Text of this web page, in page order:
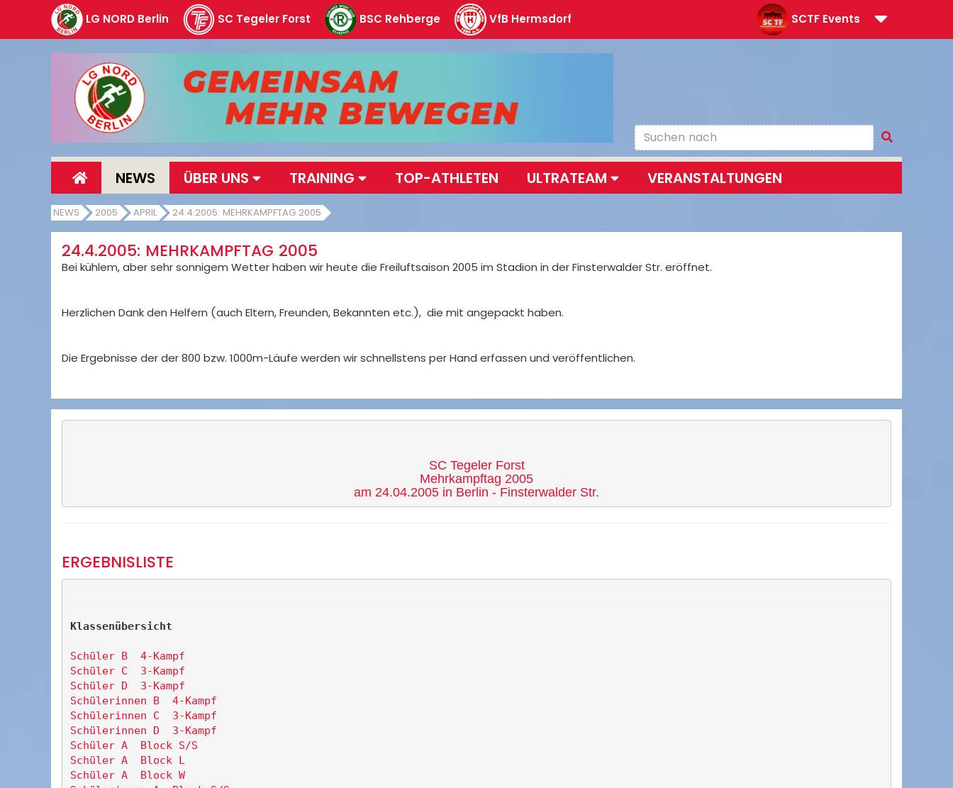
LG NORD Berlin SC Tegeler Forst BSC Rehberge VfB Hermsdorf SCTF Events
NEWS ÜBER UNS TRAINING TOP-ATHLETEN ULTRATEAM VERANSTALTUNGEN
NEWS 2005 APRIL 24.4.2005: MEHRKAMPFTAG 2005
24.4.2005: MEHRKAMPFTAG 2005
Bei kühlem, aber sehr sonnigem Wetter haben wir heute die Freiluftsaison 2005 im Stadion in der Finsterwalder Str. eröffnet.
Herzlichen Dank den Helfern (auch Eltern, Freunden, Bekannten etc.), die mit angepackt haben.
Die Ergebnisse der der 800 bzw. 1000m-Läufe werden wir schnellstens per Hand erfassen und veröffentlichen.
SC Tegeler Forst
Mehrkampftag 2005
am 24.04.2005 in Berlin - Finsterwalder Str.
ERGEBNISLISTE
Klassenübersicht
Schüler B  4-Kampf
Schüler C  3-Kampf
Schüler D  3-Kampf
Schülerinnen B  4-Kampf
Schülerinnen C  3-Kampf
Schülerinnen D  3-Kampf
Schüler A  Block S/S
Schüler A  Block L
Schüler A  Block W